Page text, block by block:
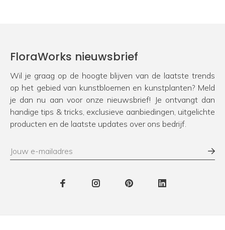
FloraWorks nieuwsbrief
Wil je graag op de hoogte blijven van de laatste trends
op het gebied van kunstbloemen en kunstplanten? Meld
je dan nu aan voor onze nieuwsbrief! Je ontvangt dan
handige tips & tricks, exclusieve aanbiedingen, uitgelichte
producten en de laatste updates over ons bedrijf.